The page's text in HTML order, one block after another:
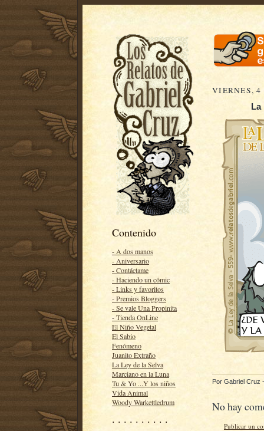
Contenido
- A dos manos
- Aniversario
- Contáctame
- Haciendo un cómic
- Links y favoritos
- Premios Bloggers
- Se vale Una Propinita
- Tienda OnLine
El Niño Vegetal
El Sabio
Fenómeno
Juanito Extraño
La Ley de la Selva
Marciano en la Luna
Tu & Yo ...Y los niños
Vida Animal
Woody Warkettledrum
· · · · · · · · · ·
VIERNES,
La
Por Gabriel Cruz
No hay
Publicar un